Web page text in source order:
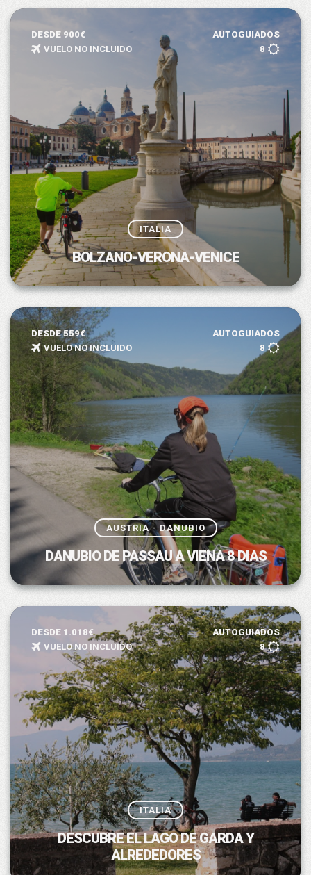
DESDE 900€
AUTOGUIADOS
VUELO NO INCLUIDO
8
ITALIA
BOLZANO-VERONA-VENICE
DESDE 559€
AUTOGUIADOS
VUELO NO INCLUIDO
8
AUSTRIA - DANUBIO
DANUBIO DE PASSAU A VIENA 8 DIAS
DESDE 1.018€
AUTOGUIADOS
VUELO NO INCLUIDO
8
ITALIA
DESCUBRE EL LAGO DE GARDA Y
ALREDEDORES